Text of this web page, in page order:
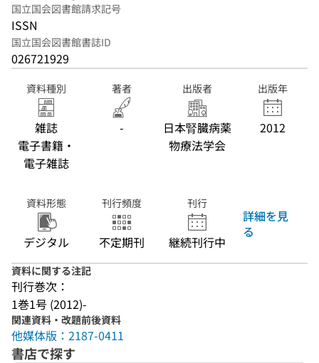
国立国会図書館請求記号
ISSN
国立国会図書館書誌ID
026721929
資料種別
雑誌
電子書籍・
電子雑誌
著者
-
出版者
日本腎臓病薬
物療法学会
出版年
2012
資料形態
デジタル
刊行頻度
不定期刊
刊行
継続刊行中
詳細を見
る
資料に関する注記
刊行巻次：
1巻1号 (2012)-
関連資料・改題前後資料
他媒体版：2187-0411
書店で探す